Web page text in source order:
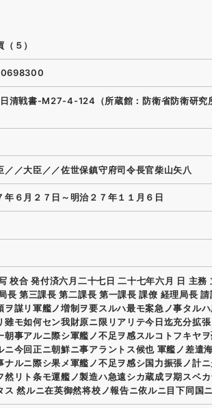
５）
清戦書-M27-4-124（所蔵館：防衛省防衛研究
／／大臣／／佐世保鎮守府司令長官柴山矢八
年６月２７日～明治２７年１１月６日
校合 発付済六月二十七日 二十七年六月 日 主務
長 第三課長 第二課長 第一課長 課僚 経理局長 請
ヲ謀リ軍艦ノ増制ヲ要スルハ最モ案急ノ事タル
雖モ如何セン我財原ニ限リアリテ今日迄充分拡
朝事アルニ際シ軍艦ノ不足ヲ感スルコトフキヤ
ニ今回正ニ朝鮮ニ事アラントス候也 軍艦ノ差遣
ナルニ際シ果メ軍艦ノ不足ヲ感シ国力振張ノ計
然リト条モ運艦ノ製造ハ急遠シカ蔵成ヲ期スベ
ス 然ルニ在英御然将校ノ報告ニ依ルニ目下同国